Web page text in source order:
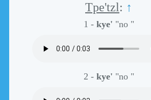
Tpe'tzl: ↑
1 - kye' "no "
2 - kye' "no "